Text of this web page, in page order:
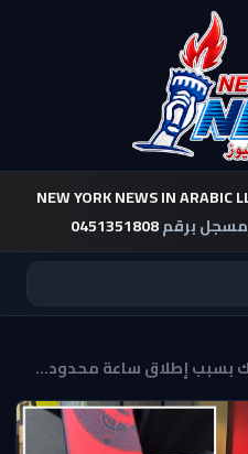
NEW YORK NEWS IN ARABIC
برقم0451351808
بسبب إطلاق ساعة محدود...